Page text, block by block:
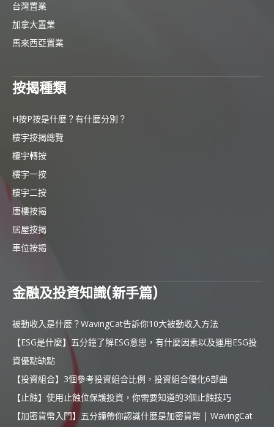
台灣置業
加拿大置業
馬來西亞置業
按揭種類
H按P按是什麼？有什麼分別？
樓宇按揭總覽
樓宇轉按
樓宇一按
樓宇二按
唐樓按揭
居屋按揭
車位按揭
金融及投資知識(新手篇)
被動收入是什麼？WavingCat告訴你10大被動收入方法
【ESG是什麼】五分鐘了解ESG意思，有什麼因素以及運用ESG投
資優點缺點
【投資組合】3個參考投資組合比例，投資組合優化6部曲
【止蝕】使用止蝕位保護投資，你需要知道的3個止蝕技巧
【加密貨幣入門】五分鐘帶你認識什麼是加密貨幣 | WavingCat